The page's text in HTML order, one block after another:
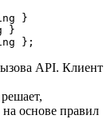
}
}
API. Клиент
основе правил